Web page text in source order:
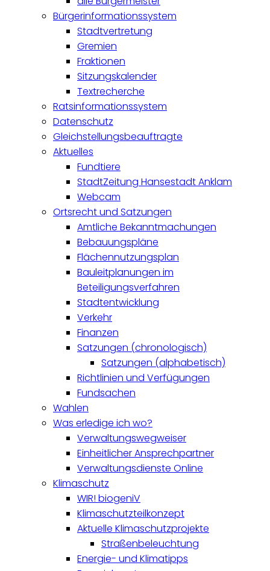
Bürgerinformationssystem
Stadtvertretung
Gremien
Fraktionen
Sitzungskalender
Textrecherche
Ratsinformationssystem
Datenschutz
Gleichstellungsbeauftragte
Aktuelles
Fundtiere
StadtZeitung Hansestadt Anklam
Webcam
Ortsrecht und Satzungen
Amtliche Bekanntmachungen
Bebauungspläne
Flächennutzungsplan
Bauleitplanungen im
Beteiligungsverfahren
Stadtentwicklung
Verkehr
Finanzen
Satzungen (chronologisch)
Satzungen (alphabetisch)
Richtlinien und Verfügungen
Fundsachen
Wahlen
Was erledige ich wo?
Verwaltungswegweiser
Einheitlicher Ansprechpartner
Verwaltungsdienste Online
Klimaschutz
WIR! biogeniV
Klimaschutzteilkonzept
Aktuelle Klimaschutzprojekte
Straßenbeleuchtung
Energie- und Klimatipps